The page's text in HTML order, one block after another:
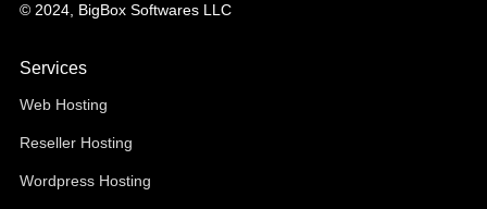
© 2024, BigBox Softwares LLC
Services
Web Hosting
Reseller Hosting
Wordpress Hosting